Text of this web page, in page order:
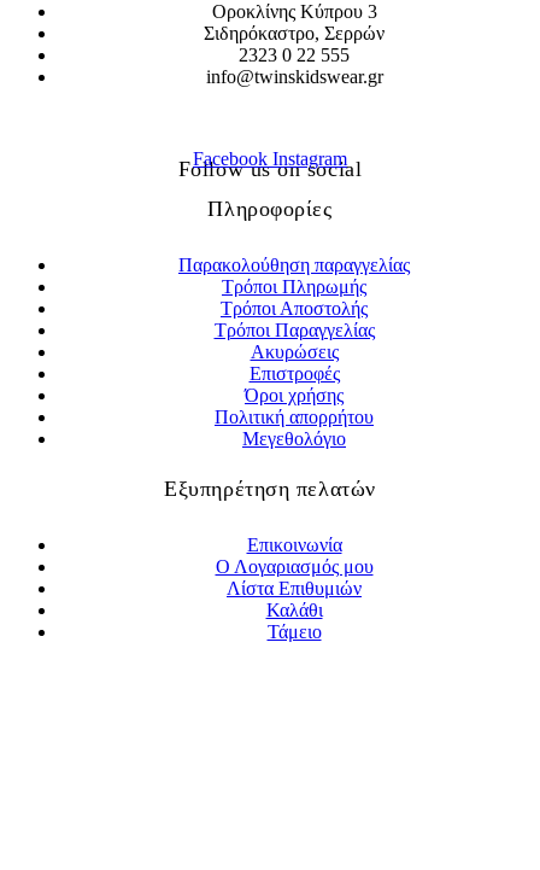
Οροκλίνης Κύπρου 3
Σιδηρόκαστρο, Σερρών
2323 0 22 555
info@twinskidswear.gr
Follow us on social
Facebook Instagram
Πληροφορίες
Παρακολούθηση παραγγελίας
Τρόποι Πληρωμής
Τρόποι Αποστολής
Τρόποι Παραγγελίας
Ακυρώσεις
Επιστροφές
Όροι χρήσης
Πολιτική απορρήτου
Μεγεθολόγιο
Εξυπηρέτηση πελατών
Επικοινωνία
Ο Λογαριασμός μου
Λίστα Επιθυμιών
Καλάθι
Τάμειο